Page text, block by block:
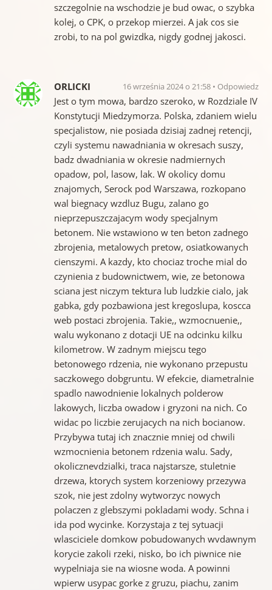
szczegolnie na wschodzie je bud owac, o szybka
kolej, o CPK, o przekop mierzei. A jak cos sie
zrobi, to na pol gwizdka, nigdy godnej jakosci.
ORLICKI 16 września 2024 o 21:58 Odpowiedz
Jest o tym mowa, bardzo szeroko, w Rozdziale IV
Konstytucji Miedzymorza. Polska, zdaniem wielu
specjalistow, nie posiada dzisiaj zadnej retencji,
czyli systemu nawadniania w okresach suszy,
badz dwadniania w okresie nadmiernych
opadow, pol, lasow, lak. W okolicy domu
znajomych, Serock pod Warszawa, rozkopano
wal biegnacy wzdluz Bugu, zalano go
nieprzepuszczajacym wody specjalnym
betonem. Nie wstawiono w ten beton zadnego
zbrojenia, metalowych pretow, osiatkowanych
cienszymi. A kazdy, kto chociaz troche mial do
czynienia z budownictwem, wie, ze betonowa
sciana jest niczym tektura lub ludzkie cialo, jak
gabka, gdy pozbawiona jest kregoslupa, koscca
web postaci zbrojenia. Takie,, wzmocnuenie,,
walu wykonano z dotacji UE na odcinku kilku
kilometrow. W zadnym miejscu tego
betonowego rdzenia, nie wykonano przepustu
saczkowego dobgruntu. W efekcie, diametralnie
spadlo nawodnienie lokalnych polderow
lakowych, liczba owadow i gryzoni na nich. Co
widac po liczbie zerujacych na nich bocianow.
Przybywa tutaj ich znacznie mniej od chwili
wzmocnienia betonem rdzenia walu. Sady,
okolicznevdzialki, traca najstarsze, stuletnie
drzewa, ktorych system korzeniowy przezywa
szok, nie jest zdolny wytworzyc nowych
polaczen z glebszymi pokladami wody. Schna i
ida pod wycinke. Korzystaja z tej sytuacji
wlasciciele domkow pobudowanych wvdawnym
korycie zakoli rzeki, nisko, bo ich piwnice nie
wypelniaja sie na wiosne woda. A powinni
wpierw usypac gorke z gruzu, piachu, zanim